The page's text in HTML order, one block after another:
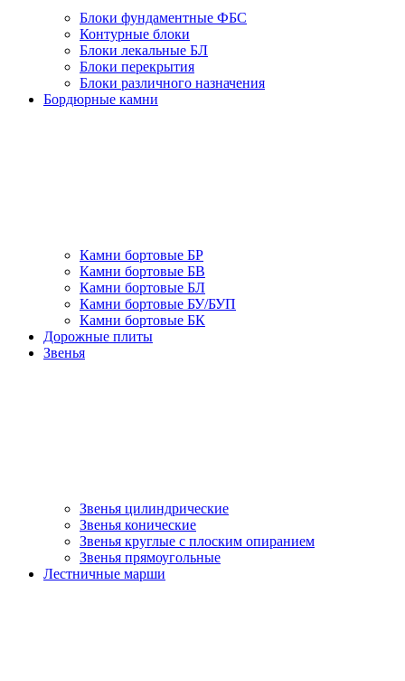
Блоки фундаментные ФБС
Контурные блоки
Блоки лекальные БЛ
Блоки перекрытия
Блоки различного назначения
Бордюрные камни
Камни бортовые БР
Камни бортовые БВ
Камни бортовые БЛ
Камни бортовые БУ/БУП
Камни бортовые БК
Дорожные плиты
Звенья
Звенья цилиндрические
Звенья конические
Звенья круглые с плоским опиранием
Звенья прямоугольные
Лестничные марши